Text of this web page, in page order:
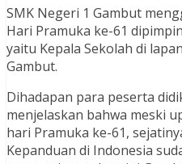
SMK Negeri 1 Gambut
Hari Pramuka ke-61
yaitu Kepala Sekolah di
Gambut.
Dihadapan para peserta
menjelaskan bahwa meski
hari Pramuka ke-61,
Kepanduan di Indonesia